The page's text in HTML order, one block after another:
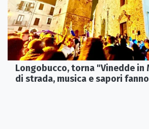
Longobucco, torna "Vinedde
di strada, musica e sapori